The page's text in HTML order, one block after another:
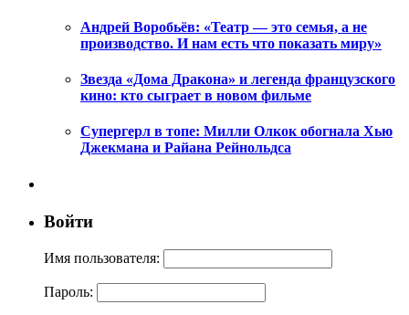
Андрей Воробьёв: «Театр — это семья, а не
производство. И нам есть что показать миру»
Звезда «Дома Дракона» и легенда французского
кино: кто сыграет в новом фильме
Супергерл в топе: Милли Олкок обогнала Хью
Джекмана и Райана Рейнольдса
Войти
Имя пользователя:
Пароль: